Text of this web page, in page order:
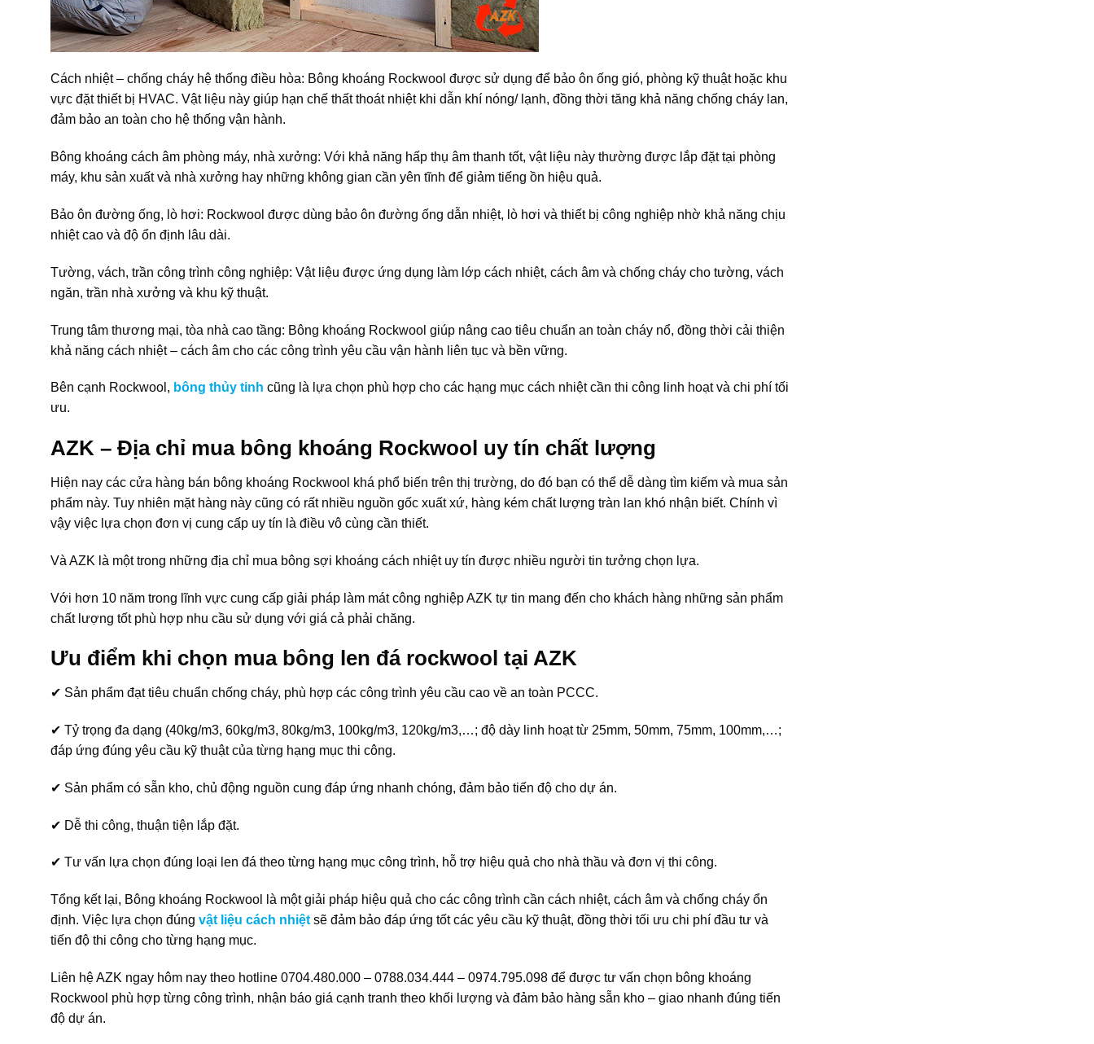
Cách nhiệt – chống cháy hệ thống điều hòa: Bông khoáng Rockwool được sử dụng để bảo ôn ống gió, phòng kỹ thuật hoặc khu
vực đặt thiết bị HVAC. Vật liệu này giúp hạn chế thất thoát nhiệt khi dẫn khí nóng/ lạnh, đồng thời tăng khả năng chống cháy lan,
đảm bảo an toàn cho hệ thống vận hành.
Bông khoáng cách âm phòng máy, nhà xưởng: Với khả năng hấp thụ âm thanh tốt, vật liệu này thường được lắp đặt tại phòng
máy, khu sản xuất và nhà xưởng hay những không gian cần yên tĩnh để giảm tiếng ồn hiệu quả.
Bảo ôn đường ống, lò hơi: Rockwool được dùng bảo ôn đường ống dẫn nhiệt, lò hơi và thiết bị công nghiệp nhờ khả năng chịu
nhiệt cao và độ ổn định lâu dài.
Tường, vách, trần công trình công nghiệp: Vật liệu được ứng dụng làm lớp cách nhiệt, cách âm và chống cháy cho tường, vách
ngăn, trần nhà xưởng và khu kỹ thuật.
Trung tâm thương mại, tòa nhà cao tầng: Bông khoáng Rockwool giúp nâng cao tiêu chuẩn an toàn cháy nổ, đồng thời cải thiện
khả năng cách nhiệt – cách âm cho các công trình yêu cầu vận hành liên tục và bền vững.
Bên cạnh Rockwool, bông thủy tinh cũng là lựa chọn phù hợp cho các hạng mục cách nhiệt cần thi công linh hoạt và chi phí tối
ưu.
AZK – Địa chỉ mua bông khoáng Rockwool uy tín chất lượng
Hiện nay các cửa hàng bán bông khoáng Rockwool khá phổ biến trên thị trường, do đó bạn có thể dễ dàng tìm kiếm và mua sản
phẩm này. Tuy nhiên mặt hàng này cũng có rất nhiều nguồn gốc xuất xứ, hàng kém chất lượng tràn lan khó nhận biết. Chính vì
vậy việc lựa chọn đơn vị cung cấp uy tín là điều vô cùng cần thiết.
Và AZK là một trong những địa chỉ mua bông sợi khoáng cách nhiệt uy tín được nhiều người tin tưởng chọn lựa.
Với hơn 10 năm trong lĩnh vực cung cấp giải pháp làm mát công nghiệp AZK tự tin mang đến cho khách hàng những sản phẩm
chất lượng tốt phù hợp nhu cầu sử dụng với giá cả phải chăng.
Ưu điểm khi chọn mua bông len đá rockwool tại AZK
✔ Sản phẩm đạt tiêu chuẩn chống cháy, phù hợp các công trình yêu cầu cao về an toàn PCCC.
✔ Tỷ trọng đa dạng (40kg/m3, 60kg/m3, 80kg/m3, 100kg/m3, 120kg/m3,…; độ dày linh hoạt từ 25mm, 50mm, 75mm, 100mm,…;
đáp ứng đúng yêu cầu kỹ thuật của từng hạng mục thi công.
✔ Sản phẩm có sẵn kho, chủ động nguồn cung đáp ứng nhanh chóng, đảm bảo tiến độ cho dự án.
✔ Dễ thi công, thuận tiện lắp đặt.
✔ Tư vấn lựa chọn đúng loại len đá theo từng hạng mục công trình, hỗ trợ hiệu quả cho nhà thầu và đơn vị thi công.
Tổng kết lại, Bông khoáng Rockwool là một giải pháp hiệu quả cho các công trình cần cách nhiệt, cách âm và chống cháy ổn
định. Việc lựa chọn đúng vật liệu cách nhiệt sẽ đảm bảo đáp ứng tốt các yêu cầu kỹ thuật, đồng thời tối ưu chi phí đầu tư và
tiến độ thi công cho từng hạng mục.
Liên hệ AZK ngay hôm nay theo hotline 0704.480.000 – 0788.034.444 – 0974.795.098 để được tư vấn chọn bông khoáng
Rockwool phù hợp từng công trình, nhận báo giá cạnh tranh theo khối lượng và đảm bảo hàng sẵn kho – giao nhanh đúng tiến
độ dự án.